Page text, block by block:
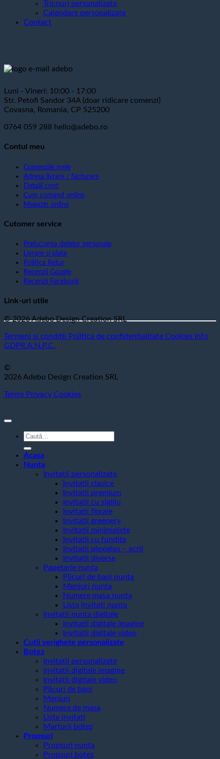
Tricouri personalizate
Calendare personalizate
Contact
Luni - Vineri: 10:00 - 17:00
Str. Petofi Sandor 34A (doar ridicare comenzi)
Covasna, Romania, CP 525200
0764 059 288 hello@adebo.ro
Contul meu
Comenzile mele
Adresa livrare / facturare
Detalii cont
Cum comand online
Magazin online
Cutomer service
Prelucrarea datelor personale
Livrare si plata
Politica Retur
Recenzii Google
Recenzii Facebook
Link-uri utile
© 2026 Adebo Design Creation SRL
Termeni si conditii Politica de confidentialitate Cookies Info
GDPR A.N.P.C.
©
2026 Adebo Design Creation SRL
Terms Privacy Cookies
Caută
după:
Acasa
Nunta
Invitatii personalizate
Invitatii clasice
Invitatii premium
Invitatii cu sigiliu
Invitatii florale
Invitatii greenery
Invitatii minimaliste
Invitatii cu fundita
Invitatii plexiglas – acril
Invitatii diverse
Papetarie nunta
Plicuri de bani nunta
Meniuri nunta
Numere masa nunta
Lista invitati nunta
Invitatii nunta digitale
Invitatii digitale imagine
Invitatii digitale video
Cutii verighete personalizate
Botez
Invitatii personalizate
invitatii digitale imagine
Invitatii digitale video
Plicuri de bani
Meniuri
Numere de masa
Lista invitati
Marturii botez
Propsuri
Propsuri nunta
Propsuri botez